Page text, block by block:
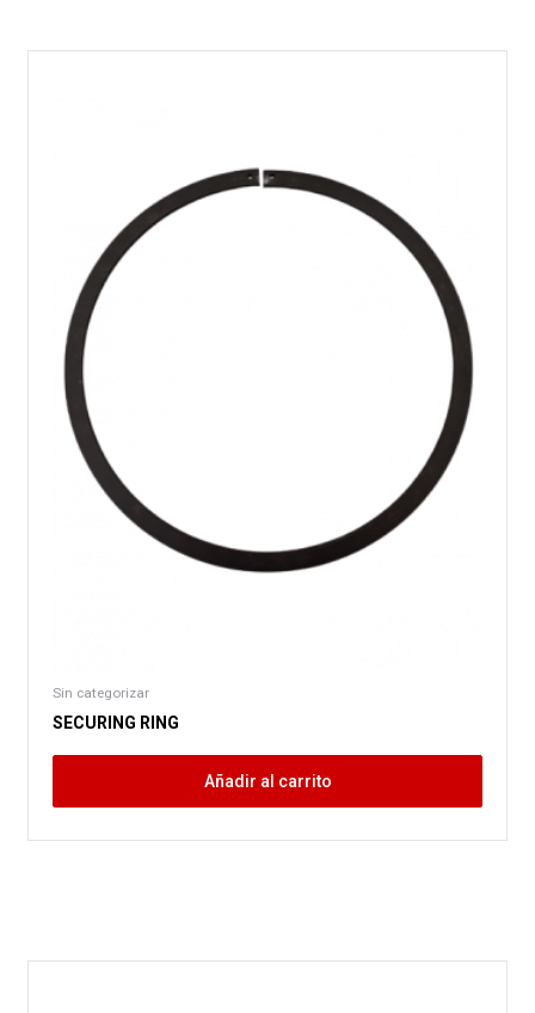
Sin categorizar
SECURING RING
Añadir al carrito